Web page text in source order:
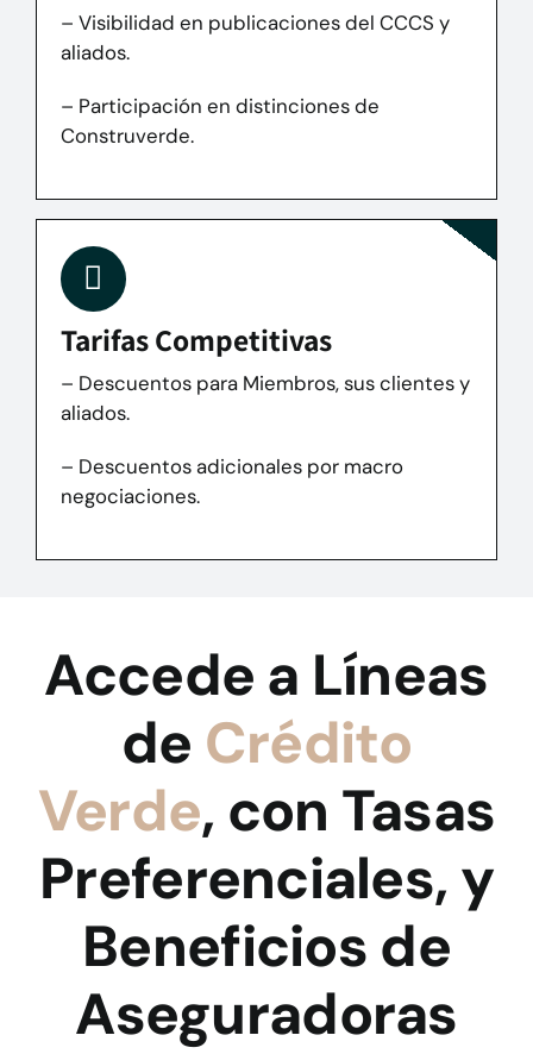
– Visibilidad en publicaciones del CCCS y
aliados.
– Participación en distinciones de
Construverde.
Tarifas Competitivas
– Descuentos para Miembros, sus clientes y
aliados.
– Descuentos adicionales por macro
negociaciones.
Accede a Líneas
de Crédito
Verde, con Tasas
Preferenciales, y
Beneficios de
Aseguradoras